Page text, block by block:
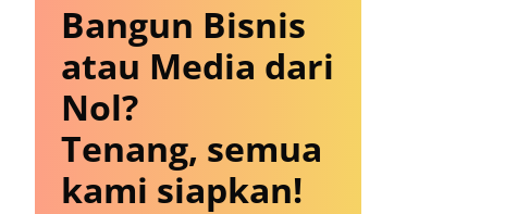
Bangun Bisnis
atau Media dari
Nol?
Tenang, semua
kami siapkan!